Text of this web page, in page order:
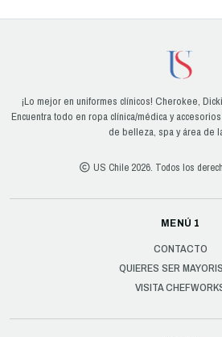
¡Lo mejor en uniformes clínicos! Cherokee,
Encuentra todo en ropa clínica/médica y
de belleza, spa y área de
US Chile 2026. Todos los
MENÚ 1
CONTACTO
QUIERES SER
VISITA